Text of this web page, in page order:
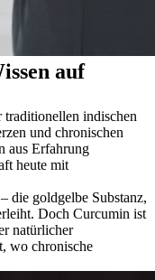
auf
indischen
und chronischen
aus Erfahrung
heute mit
– die goldgelbe Substanz,
Doch Curcumin ist
natürlicher
wo chronische